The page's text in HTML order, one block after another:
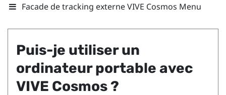
Facade de tracking externe VIVE Cosmos Menu
Puis-je utiliser un
ordinateur portable avec
VIVE Cosmos?